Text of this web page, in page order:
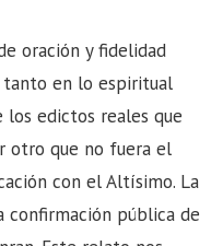
oración y fidelidad
en lo espiritual
edictos reales que
otro que no fuera el
con el Altísimo. La
pública de